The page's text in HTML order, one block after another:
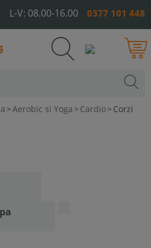
L-V: 08.00-16.00 0377 101 448
>Aerobic si Yoga > Cardio> Corzi